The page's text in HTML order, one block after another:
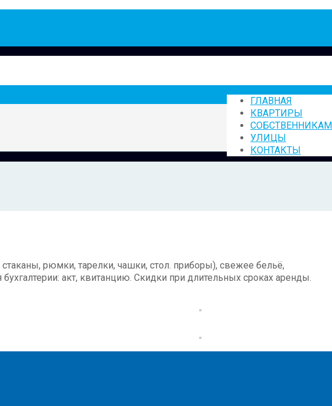
ГЛАВНАЯ
КВАРТИРЫ
СОБСТВЕННИКАМ
УЛИЦЫ
КОНТАКТЫ
рюмки, тарелки, чашки, стол. приборы), свежее бельё,
акт, квитанцию. Скидки при длительных сроках аренды.